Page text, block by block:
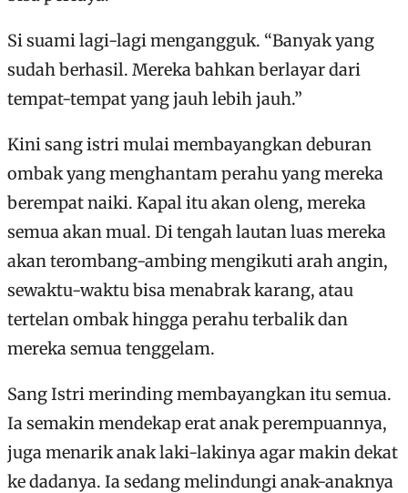
Si suami lagi-lagi mengangguk. “Banyak yang
sudah berhasil. Mereka bahkan berlayar dari
tempat-tempat yang jauh lebih jauh.”
Kini sang istri mulai membayangkan deburan
ombak yang menghantam perahu yang mereka
berempat naiki. Kapal itu akan oleng, mereka
semua akan mual. Di tengah lautan luas mereka
akan terombang-ambing mengikuti arah angin,
sewaktu-waktu bisa menabrak karang, atau
tertelan ombak hingga perahu terbalik dan
mereka semua tenggelam.
Sang Istri merinding membayangkan itu semua.
Ia semakin mendekap erat anak perempuannya,
juga menarik anak laki-lakinya agar makin dekat
ke dadanya. Ia sedang melindungi anak-anaknya